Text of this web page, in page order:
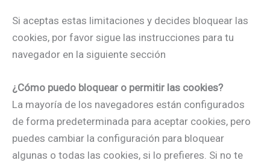
Si aceptas estas limitaciones y decides bloquear las
cookies, por favor sigue las instrucciones para tu
navegador en la siguiente sección
¿Cómo puedo bloquear o permitir las cookies?
La mayoría de los navegadores están configurados
de forma predeterminada para aceptar cookies, pero
puedes cambiar la configuración para bloquear
algunas o todas las cookies, si lo prefieres. Si no te